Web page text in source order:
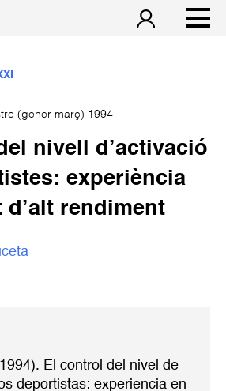
(gener-març) 1994
nivell d’activació
experiència
d’alt rendiment
El control del nivel de
deportistas: experiencia en